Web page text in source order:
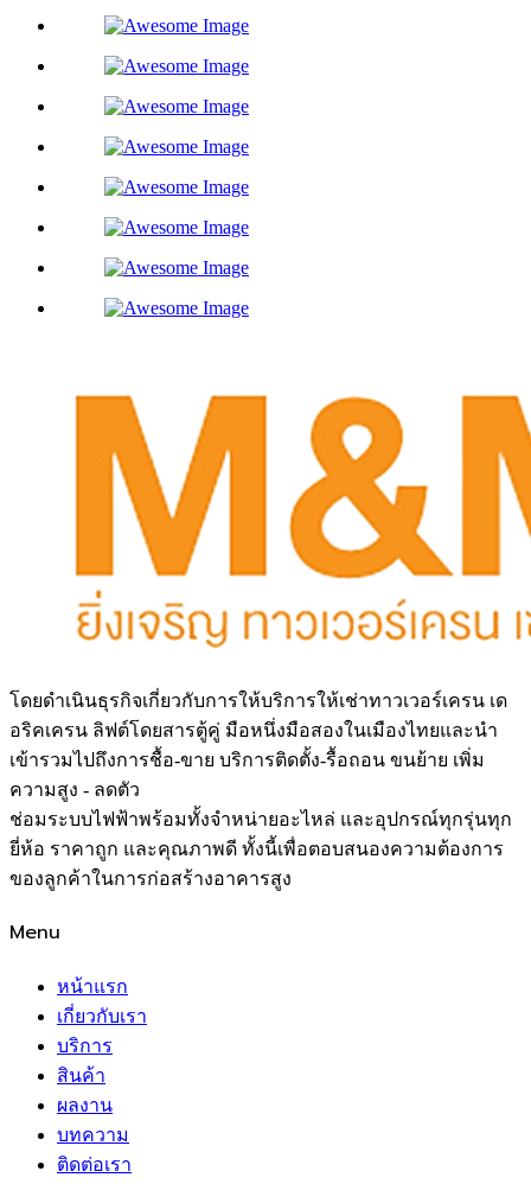
โดยดำเนินธุรกิจเกี่ยวกับการให้บริการให้เช่าทาวเวอร์เครน เด
อริคเครน ลิฟต์โดยสารตู้คู่ มือหนึ่งมือสองในเมืองไทยและนำ
เข้ารวมไปถึงการชื้อ-ขาย บริการติดตั้ง-รื้อถอน ขนย้าย เพิ่ม
ความสูง - ลดตัว
ช่อมระบบไฟฟ้าพร้อมทั้งจำหน่ายอะไหล่ และอุปกรณ์ทุกรุ่นทุก
ยี่ห้อ ราคาถูก และคุณภาพดี ทั้งนี้เพื่อตอบสนองความต้องการ
ของลูกค้าในการก่อสร้างอาคารสูง
Menu
หน้าแรก
เกี่ยวกับเรา
บริการ
สินค้า
ผลงาน
บทความ
ติดต่อเรา